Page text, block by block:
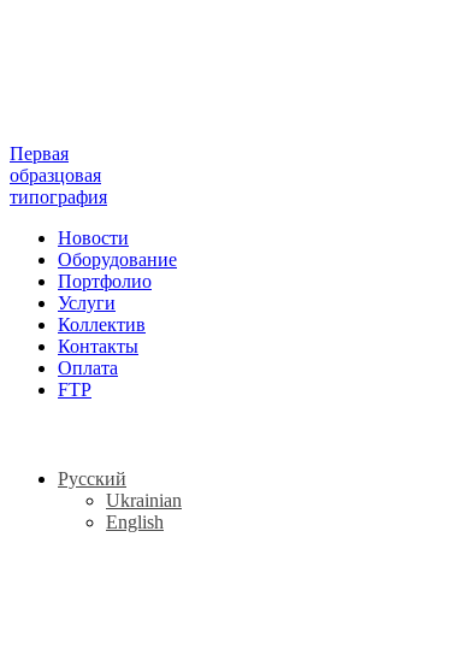
Первая
образцовая
типография
Новости
Оборудование
Портфолио
Услуги
Коллектив
Контакты
Оплата
FTP
Русский
Ukrainian
English